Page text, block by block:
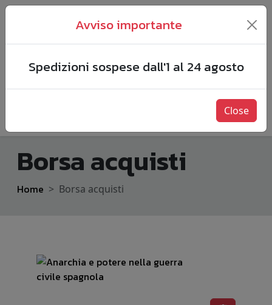
Borsa acquisti
Home Borsa acquisti
Avviso importante
Spedizioni sospese dall'1 al 24 agosto
Close